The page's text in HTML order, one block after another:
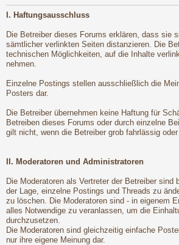
I. Haftungsausschluss
Die Betreiber dieses Forums erklären, dass sie
sämtlicher verlinkten Seiten distanzieren. Die
technischen Möglichkeiten, auf die Inhalte
nehmen.
Einzelne Postings stellen ausschließlich die
Posters dar.
Die Betreiber übernehmen keine Haftung für
Betreiben dieses Forums oder durch einzelne
gilt nicht, wenn die Betreiber grob fahrlässig
II. Moderatoren und Administratoren
Die Moderatoren als Vertreter der Betreiber sind
der Lage, einzelne Postings und Threads zu
zu löschen. Die Moderatoren sind - in eigenem
alles Notwendige zu veranlassen, um die
durchzusetzen.
Die Moderatoren sind gleichzeitig einfache
nur ihre eigene Meinung dar.